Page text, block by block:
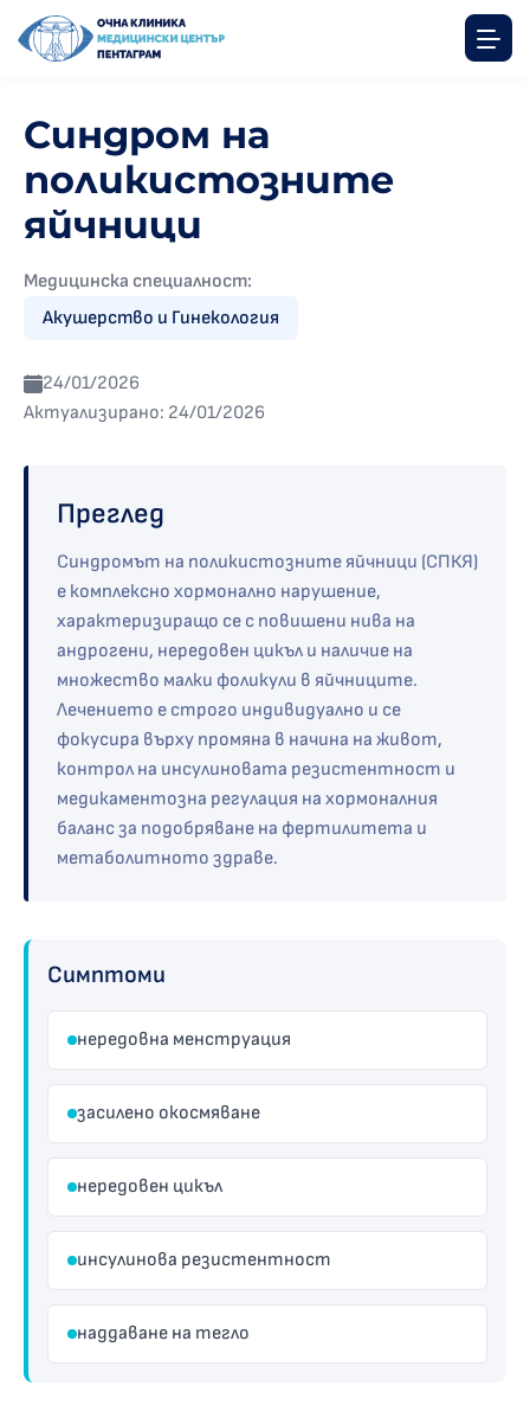
Синдром на
поликистозните
яйчници
Медицинска специалност:
Акушерство и Гинекология
24/01/2026
Актуализирано: 24/01/2026
Преглед
Синдромът на поликистозните яйчници (СПКЯ)
е комплексно хормонално нарушение,
характеризиращо се с повишени нива на
андрогени, нередовен цикъл и наличие на
множество малки фоликули в яйчниците.
Лечението е строго индивидуално и се
фокусира върху промяна в начина на живот,
контрол на инсулиновата резистентност и
медикаментозна регулация на хормоналния
баланс за подобряване на фертилитета и
метаболитното здраве.
Симптоми
нередовна менструация
засилено окосмяване
нередовен цикъл
инсулинова резистентност
наддаване на тегло